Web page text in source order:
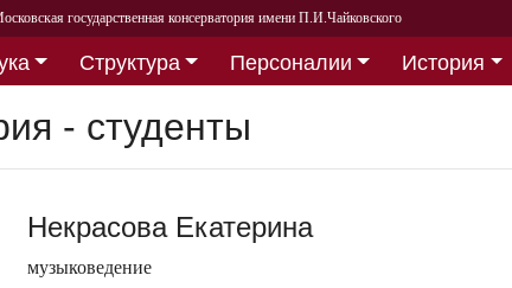
государственная консерватория имени П.И.Чайковского
Структура Персоналии
История
- студенты
Некрасова Екатерина
музыковедение